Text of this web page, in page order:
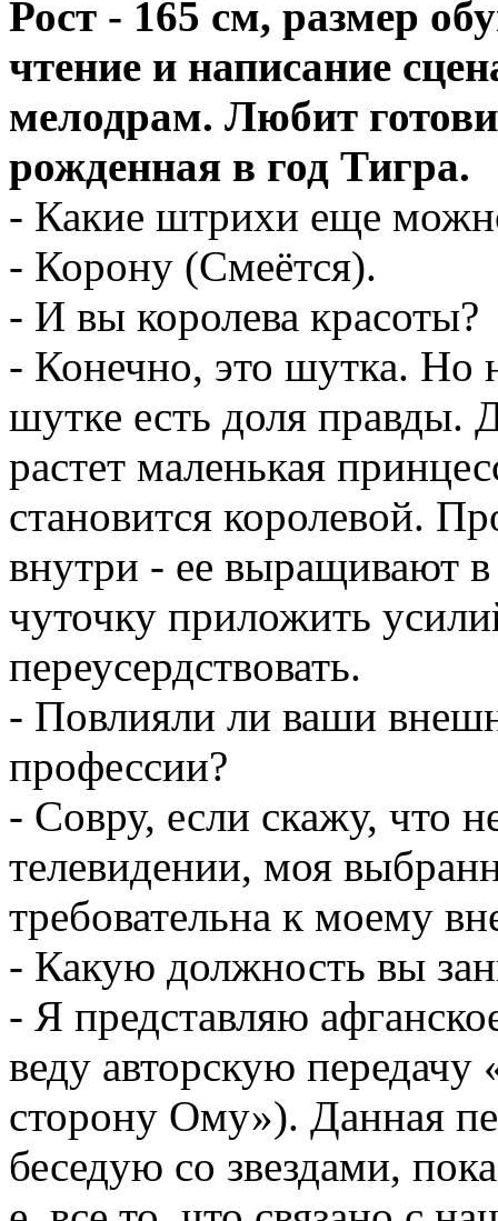
Рост - 165 см, размер
чтение и написание
мелодрам. Любит
рожденная в год Тигра.
- Какие штрихи еще
- Корону (Смеётся).
- И вы королева красоты?
- Конечно, это шутка. Но
шутке есть доля правды.
растет маленькая
становится королевой.
внутри - ее выращивают
чуточку приложить
переусердствовать.
- Повлияли ли ваши
профессии?
- Совру, если скажу, что
телевидении, моя
требовательна к моему
- Какую должность вы
- Я представляю
веду авторскую
сторону Ому»). Данная
беседую со звездами,